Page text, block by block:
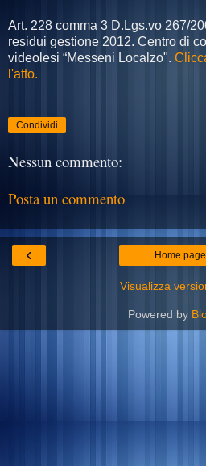
Art. 228 comma 3 D.Lgs.vo 267/
residui gestione 2012. Centro di
videolesi “Messeni Localzo".
l'atto.
Condividi
Nessun commento:
Posta un commento
‹ Home page
Visualizza
Powered by